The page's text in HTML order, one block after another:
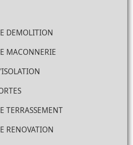
DEMOLITION
MACONNERIE
TERRASSEMENT
RENOVATION